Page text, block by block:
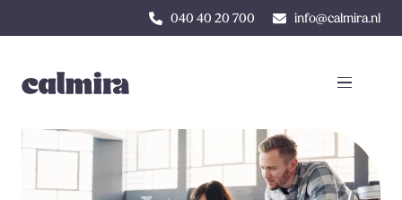
040 40 20 700 info@calmira.nl